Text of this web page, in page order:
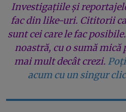
Investigațiile și
fac din like-uri. Cititorii
sunt cei care le fac
noastră, cu o sumă mică
mai mult decât crezi.
acum cu un singur